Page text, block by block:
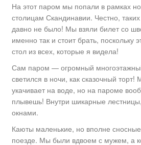
На этот паром мы попали в рамках
столицам Скандинавии. Честно,
давно не было! Мы взяли билет со
именно так и стоит брать, поскольку
стол из всех, которые я видела!
Сам паром — огромный
светился в ночи, как сказочный торт!
укачивает на воде, но на пароме
плывешь! Внутри шикарные
окнами.
Каюты маленькие, но вполне
поезде. Мы были вдвоем с мужем, а